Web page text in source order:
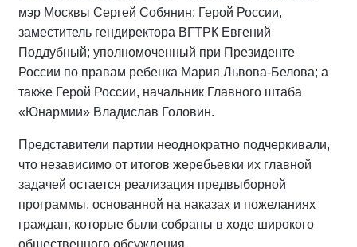
мэр Москвы Сергей Собянин; Герой России,
заместитель гендиректора ВГТРК Евгений
Поддубный; уполномоченный при Президенте
России по правам ребенка Мария Львова-Белова; а
также Герой России, начальник Главного штаба
«Юнармии» Владислав Головин.
Представители партии неоднократно подчеркивали,
что независимо от итогов жеребьевки их главной
задачей остается реализация предвыборной
программы, основанной на наказах и пожеланиях
граждан, которые были собраны в ходе широкого
общественного обсуждения.